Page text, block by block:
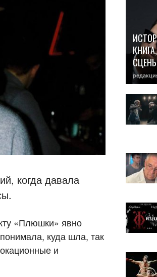
когда давала
«Плюшки» явно
куда шла, так
и